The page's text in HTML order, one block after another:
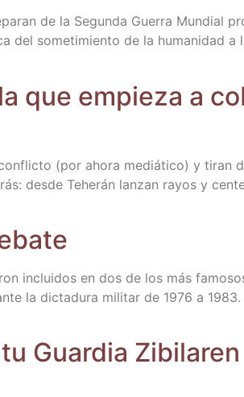
de la Segun­da Gue­rra Mun­dial
del some­ti­mien­to de la huma­ni­dad a
que empie­za a
(por aho­ra mediá­ti­co) y tiran
des­de Tehe­rán lan­zan rayos y
inclui­dos en dos de los más
la dic­ta­du­ra mili­tar de 1976 a
Guar­dia Zibi­la­ren